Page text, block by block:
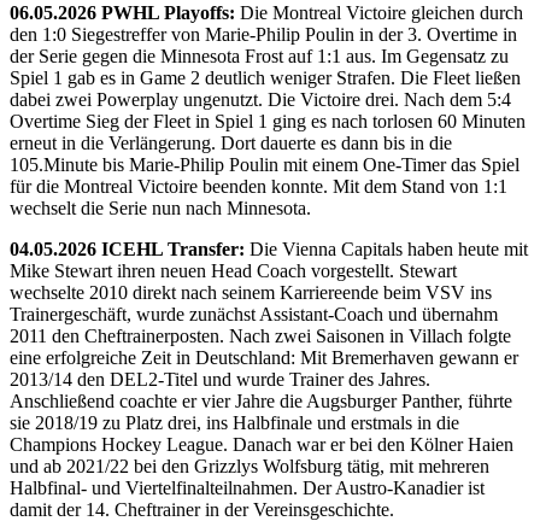
06.05.2026 PWHL Playoffs: Die Montreal Victoire gleichen durch
den 1:0 Siegestreffer von Marie-Philip Poulin in der 3. Overtime in
der Serie gegen die Minnesota Frost auf 1:1 aus. Im Gegensatz zu
Spiel 1 gab es in Game 2 deutlich weniger Strafen. Die Fleet ließen
dabei zwei Powerplay ungenutzt. Die Victoire drei. Nach dem 5:4
Overtime Sieg der Fleet in Spiel 1 ging es nach torlosen 60 Minuten
erneut in die Verlängerung. Dort dauerte es dann bis in die
105.Minute bis Marie-Philip Poulin mit einem One-Timer das Spiel
für die Montreal Victoire beenden konnte. Mit dem Stand von 1:1
wechselt die Serie nun nach Minnesota.
04.05.2026 ICEHL Transfer: Die Vienna Capitals haben heute mit
Mike Stewart ihren neuen Head Coach vorgestellt. Stewart
wechselte 2010 direkt nach seinem Karriereende beim VSV ins
Trainergeschäft, wurde zunächst Assistant-Coach und übernahm
2011 den Cheftrainerposten. Nach zwei Saisonen in Villach folgte
eine erfolgreiche Zeit in Deutschland: Mit Bremerhaven gewann er
2013/14 den DEL2-Titel und wurde Trainer des Jahres.
Anschließend coachte er vier Jahre die Augsburger Panther, führte
sie 2018/19 zu Platz drei, ins Halbfinale und erstmals in die
Champions Hockey League. Danach war er bei den Kölner Haien
und ab 2021/22 bei den Grizzlys Wolfsburg tätig, mit mehreren
Halbfinal- und Viertelfinalteilnahmen. Der Austro-Kanadier ist
damit der 14. Cheftrainer in der Vereinsgeschichte.